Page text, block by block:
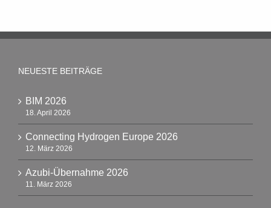
NEUESTE BEITRÄGE
BIM 2026
18. April 2026
Connecting Hydrogen Europe 2026
12. März 2026
Azubi-Übernahme 2026
11. März 2026